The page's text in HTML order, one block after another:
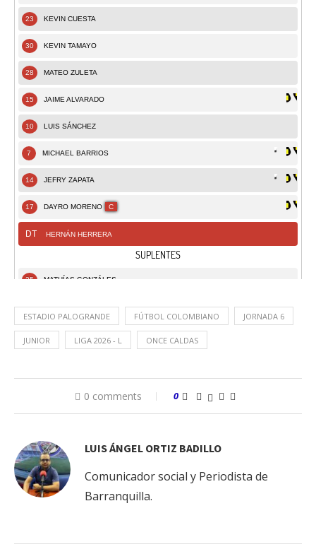
ESTADIO PALOGRANDE FÚTBOL COLOMBIANO JORNADA 6
JUNIOR LIGA 2026 - L ONCE CALDAS
0 comments 0
LUIS ÁNGEL ORTIZ BADILLO
Comunicador social y Periodista de
Barranquilla.